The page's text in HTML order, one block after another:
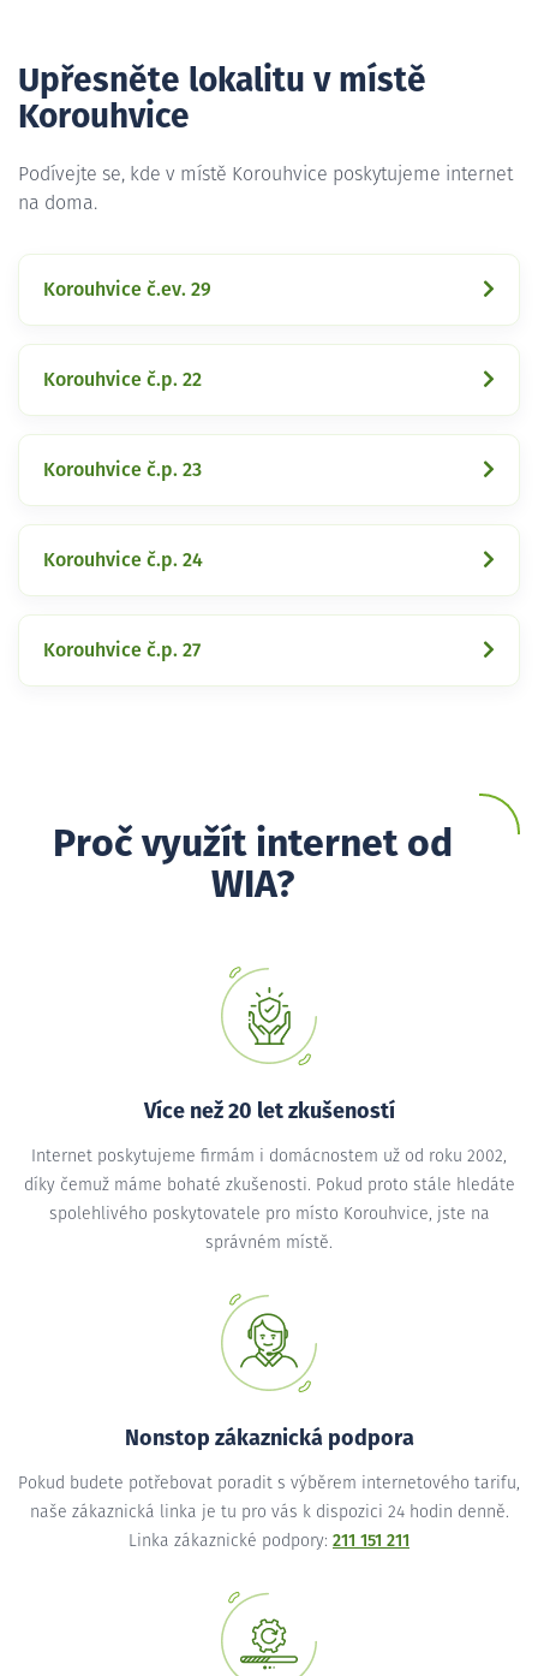
Upřesněte lokalitu v místě
Korouhvice
Podívejte se, kde v místě Korouhvice poskytujeme internet
na doma.
Korouhvice č.ev. 29
Korouhvice č.p. 22
Korouhvice č.p. 23
Korouhvice č.p. 24
Korouhvice č.p. 27
Proč využít internet od
WIA?
Více než 20 let zkušeností
Internet poskytujeme firmám i domácnostem už od roku 2002,
díky čemuž máme bohaté zkušenosti. Pokud proto stále hledáte
spolehlivého poskytovatele pro místo Korouhvice, jste na
správném místě.
Nonstop zákaznická podpora
Pokud budete potřebovat poradit s výběrem internetového tarifu,
naše zákaznická linka je tu pro vás k dispozici 24 hodin denně.
Linka zákaznické podpory: 211 151 211